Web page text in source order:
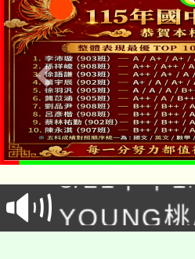
「本色祭
場熱烈登
8/21下午1
徵才活動
YOUNG